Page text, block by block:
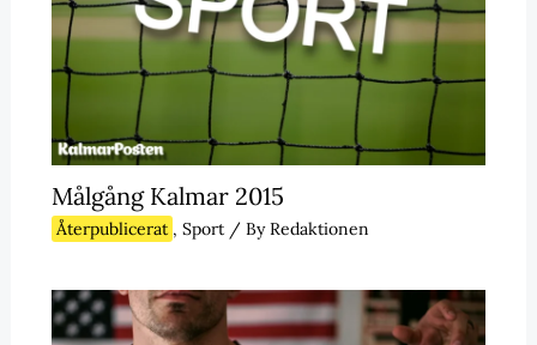
Målgång Kalmar 2015
Återpublicerat , Sport/ ByRedaktionen